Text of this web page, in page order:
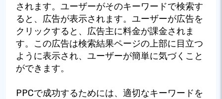
されます。ユーザーがそのキーワードで検索す
ると、広告が表示されます。ユーザーが広告を
クリックすると、広告主に料金が課金されま
す。この広告は検索結果ページの上部に目立つ
ように表示され、ユーザーが簡単に気づくこと
ができます。
PPCで成功するためには、適切なキーワードを